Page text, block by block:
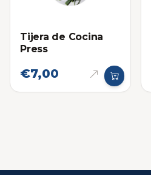
Tijera de Cocina
Press
€7,00